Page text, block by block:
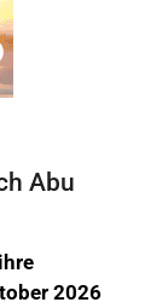
Abu
2026